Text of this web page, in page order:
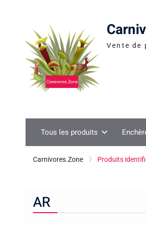
Vente de
Tous les produits
Carnivores.Zone Produits
AR